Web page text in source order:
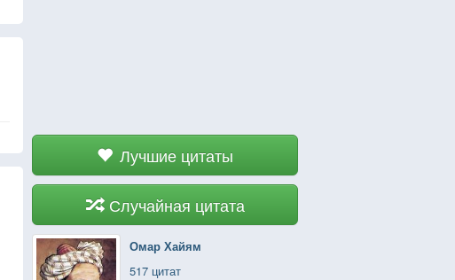
Лучшие цитаты
Случайная цитата
Омар Хайям
517 цитат